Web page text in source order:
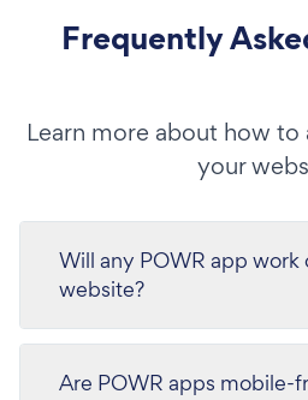
Frequently
Learn more about how
your
Will any POWR app work
website?
Are POWR apps mobile-